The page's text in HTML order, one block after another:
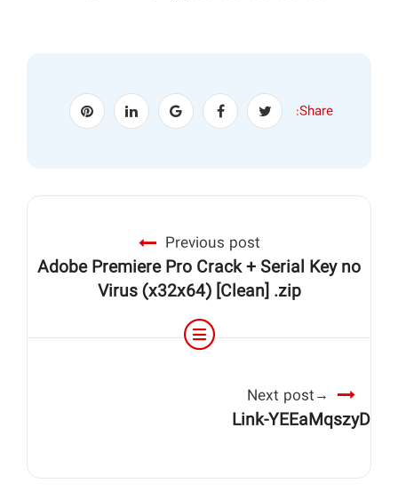
Share:
Previous post
Adobe Premiere Pro Crack + Serial Key no
Virus (x32x64) [Clean] .zip
Next post
Link-YEEaMqszyD